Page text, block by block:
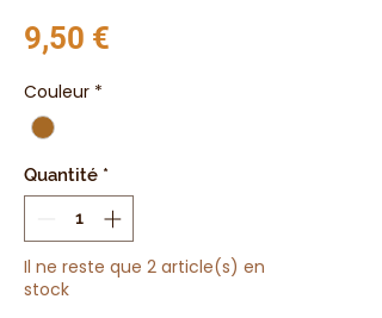
9,50 €
Couleur *
Quantité *
Il ne reste que 2 article(s) en
stock